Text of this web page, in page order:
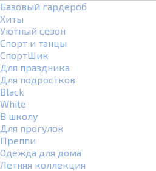
Базовый гардероб
Хиты
Уютный сезон
Спорт и танцы
СпортШик
Для праздника
Для подростков
Black
White
В школу
Для прогулок
Преппи
Одежда для дома
Летняя коллекция